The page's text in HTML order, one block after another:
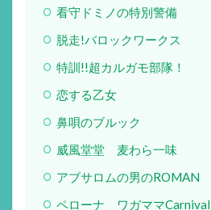
看守ドミノの特別警備
脱走!バロックワークス
特訓!!超カルガモ部隊！
恋する乙女
鼻唄のブルック
威風堂堂 麦わら一味
アブサロムの男のROMAN
ペローナ ワガママCarnival